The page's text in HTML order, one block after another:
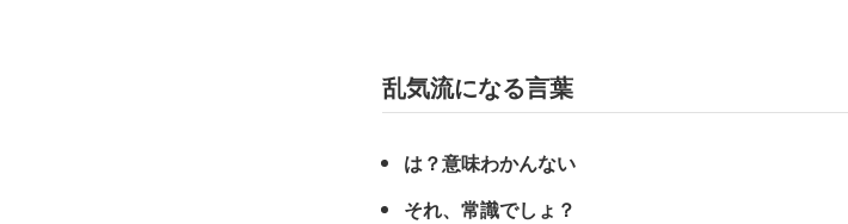
乱気流になる言葉
は？意味わかんない
それ、常識でしょ？